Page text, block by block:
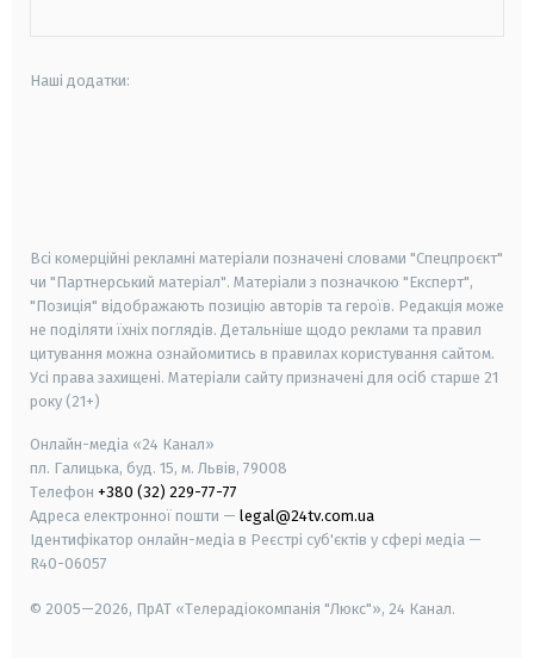
Наші додатки:
Всі комерційні рекламні матеріали позначені словами "Спецпроєкт"
чи "Партнерський матеріал". Матеріали з позначкою "Експерт",
"Позиція" відображають позицію авторів та героїв. Редакція може
не поділяти їхніх поглядів. Детальніше щодо реклами та правил
цитування можна ознайомитись в правилах користування сайтом.
Усі права захищені. Матеріали сайту призначені для осіб старше 21
року (21+)
Онлайн-медіа «24 Канал»
пл. Галицька, буд. 15, м. Львів, 79008
Телефон +380 (32) 229-77-77
Адреса електронної пошти — legal@24tv.com.ua
Ідентифікатор онлайн-медіа в Реєстрі суб'єктів у сфері медіа —
R40-06057
© 2005—2026, ПрАТ «Телерадіокомпанія "Люкс"», 24 Канал.